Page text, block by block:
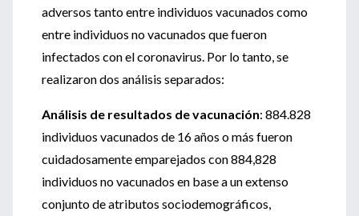
adversos tanto entre individuos vacunados como
entre individuos no vacunados que fueron
infectados con el coronavirus. Por lo tanto, se
realizaron dos análisis separados:
Análisis de resultados de vacunación: 884.828
individuos vacunados de 16 años o más fueron
cuidadosamente emparejados con 884,828
individuos no vacunados en base a un extenso
conjunto de atributos sociodemográficos,